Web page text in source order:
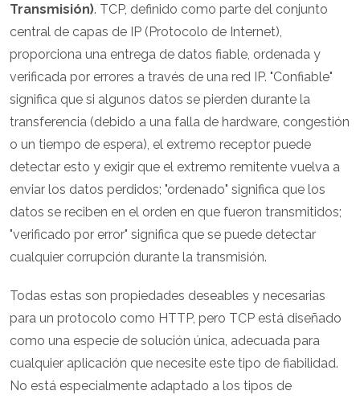
Transmisión). TCP, definido como parte del conjunto
central de capas de IP (Protocolo de Internet),
proporciona una entrega de datos fiable, ordenada y
verificada por errores a través de una red IP. "Confiable"
significa que si algunos datos se pierden durante la
transferencia (debido a una falla de hardware, congestión
o un tiempo de espera), el extremo receptor puede
detectar esto y exigir que el extremo remitente vuelva a
enviar los datos perdidos; "ordenado" significa que los
datos se reciben en el orden en que fueron transmitidos;
"verificado por error" significa que se puede detectar
cualquier corrupción durante la transmisión.
Todas estas son propiedades deseables y necesarias
para un protocolo como HTTP, pero TCP está diseñado
como una especie de solución única, adecuada para
cualquier aplicación que necesite este tipo de fiabilidad.
No está especialmente adaptado a los tipos de